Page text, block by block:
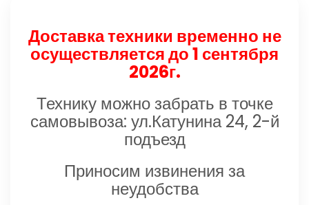
Доставка техники временно не
осуществляется до 1 сентября
2026г.
Технику можно забрать в точке
самовывоза: ул.Катунина 24, 2-й
подъезд
Приносим извинения за
неудобства